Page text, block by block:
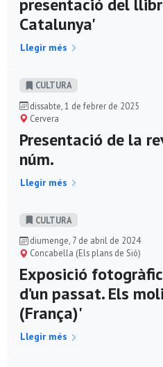
presentació del
Catalunya'
Llegir més
CULTURA
dissabte, 1 de febrer de 2025
Cervera
Presentació de la
núm.
Llegir més
CULTURA
diumenge, 7 de abril de 2024
Concabella (Els plans de Sió)
Exposició
d’un passat. Els
(França)'
Llegir més